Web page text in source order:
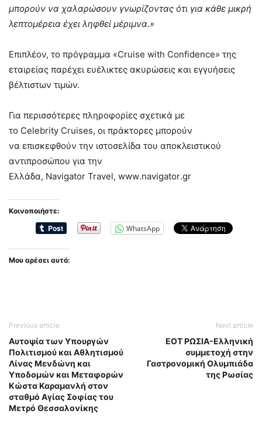
μπορούν να χαλαρώσουν γνωρίζοντας ότι για κάθε μικρή
λεπτομέρεια έχει ληφθεί μέριμνα.»
Επιπλέον, το πρόγραμμα «Cruise with Confidence» της
εταιρείας παρέχει ευέλικτες ακυρώσεις και εγγυήσεις
βέλτιστων τιμών.
Για περισσότερες πληροφορίες σχετικά με
το Celebrity Cruises, οι πράκτορες μπορούν
να επισκεφθούν την ιστοσελίδα του αποκλειστικού
αντιπροσώπου για την
Ελλάδα, Navigator Travel, www.navigator.gr
Κοινοποιήστε:
WhatsApp
Μου αρέσει αυτό:
Previous article
Αυτοψία των Υπουργών
Πολιτισμού και Αθλητισμού
Λίνας Μενδώνη και
Υποδομών και Μεταφορών
Κώστα Καραμανλή στον
σταθμό Αγίας Σοφίας του
Μετρό Θεσσαλονίκης
Next article
ΕΟΤ ΡΩΣΙΑ-Ελληνική
συμμετοχή στην
Γαστρονομική Ολυμπιάδα
της Ρωσίας